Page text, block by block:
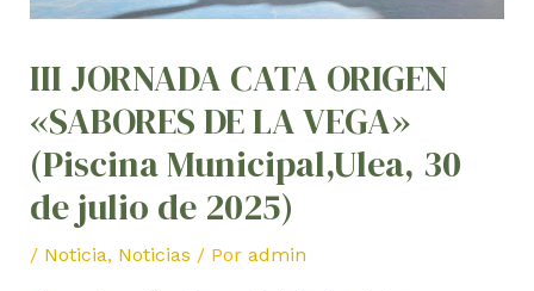
III JORNADA CATA ORIGEN
«SABORES DE LA VEGA»
(Piscina Municipal,Ulea, 30
de julio de 2025)
/ Noticia, Noticias / Por admin